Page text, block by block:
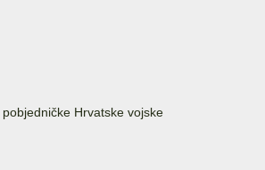
Hrvatske vojske